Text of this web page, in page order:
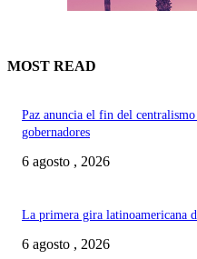
MOST READ
Paz anuncia el fin del
gobernadores
6 agosto , 2026
La primera gira latinoamericana
6 agosto , 2026